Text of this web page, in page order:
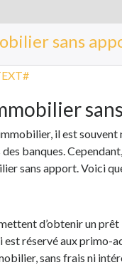
sans
il est
banques.
sans apport. Voici
d’obtenir un
réservé aux primo-
sans frais ni